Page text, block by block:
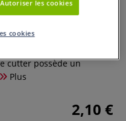
cutter possède un
Plus
2,10 €
Autoriser les cookies
cookies